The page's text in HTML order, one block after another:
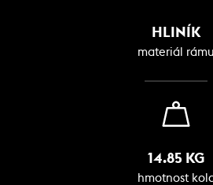
HLINÍK
materiál rámu
14.85 KG
hmotnost